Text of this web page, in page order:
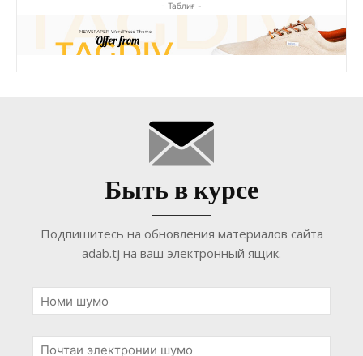
- Таблиғ -
Быть в курсе
Подпишитесь на обновления материалов сайта
adab.tj на ваш электронный ящик.